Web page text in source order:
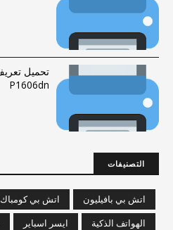
P1606dn
التصنيفات
اتش بي بافيليون اتش بي كومباك
الهواتف الذكية
ايسر اسباير